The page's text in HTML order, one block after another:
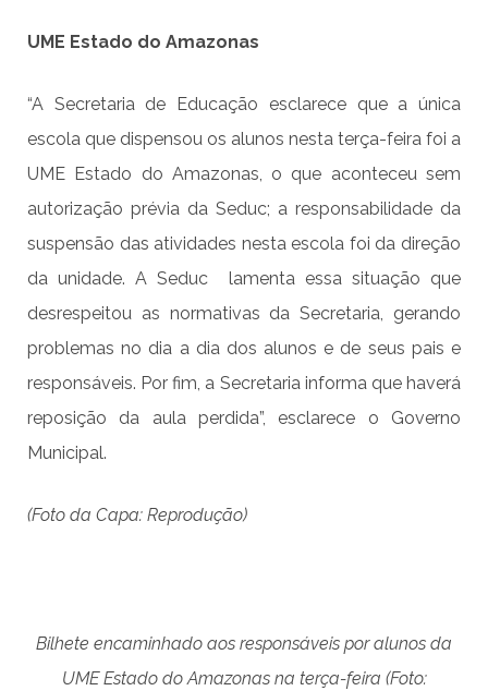
UME Estado do Amazonas
“A Secretaria de Educação esclarece que a única
escola que dispensou os alunos nesta terça-feira foi a
UME Estado do Amazonas, o que aconteceu sem
autorização prévia da Seduc; a responsabilidade da
suspensão das atividades nesta escola foi da direção
da unidade. A Seduc lamenta essa situação que
desrespeitou as normativas da Secretaria, gerando
problemas no dia a dia dos alunos e de seus pais e
responsáveis. Por fim, a Secretaria informa que haverá
reposição da aula perdida”, esclarece o Governo
Municipal.
(Foto da Capa: Reprodução)
Bilhete encaminhado aos responsáveis por alunos da
UME Estado do Amazonas na terça-feira (Foto: